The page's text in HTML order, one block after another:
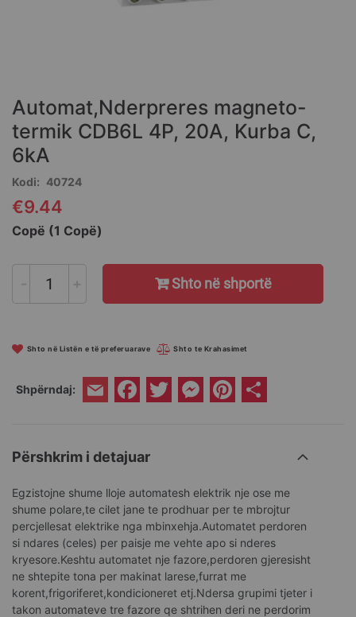
beginning
of
the
images
gallery
Automat,Nderpreres magneto-
termik CDB6L 4P, 20A, Kurba C,
6kA
Kodi 40724
€9.44
Copë (1 Copë)
- + Shto në shportë
Shto në Listën e të preferuarave Shto te Krahasimet
Shpërndaj: Email Facebook
Twitter Messenger
Pinterest
Përshkrim i detajuar
Egzistojne shume lloje automatesh elektrik nje ose me
shume polare,te cilet jane te prodhuar per te mbrojtur
percjellesat elektrike nga mbinxehja.Automatet perdoren
si ndares (celes) per paisje me vehte apo si nderes
kryesore.Keshtu automatet nje fazore,perdoren gjeresisht
ne shtepite tona per makinat larese,furrat me
korent,frigoriferet,kondicioneret etj.Ndersa grupimi tjeter i
takon automateve tre fazore qe shtrihen deri ne perdorim